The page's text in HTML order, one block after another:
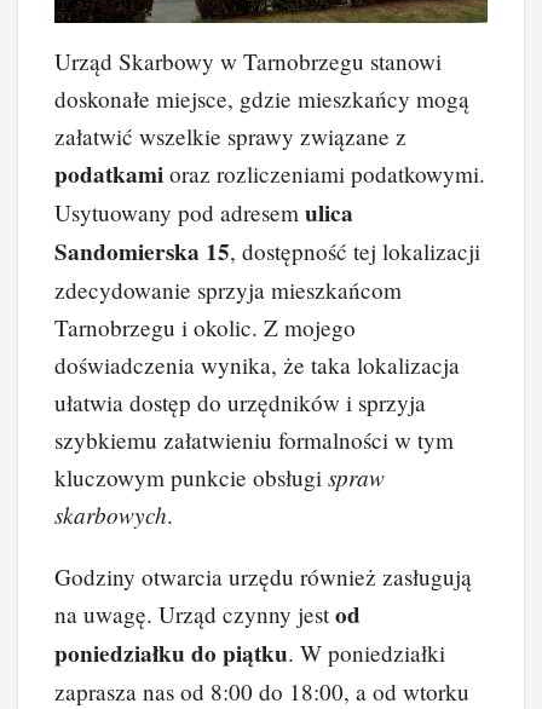
Urząd Skarbowy w Tarnobrzegu stanowi
doskonałe miejsce, gdzie mieszkańcy mogą
załatwić wszelkie sprawy związane z
podatkami oraz rozliczeniami podatkowymi.
Usytuowany pod adresem ulica
Sandomierska 15, dostępność tej lokalizacji
zdecydowanie sprzyja mieszkańcom
Tarnobrzegu i okolic. Z mojego
doświadczenia wynika, że taka lokalizacja
ułatwia dostęp do urzędników i sprzyja
szybkiemu załatwieniu formalności w tym
kluczowym punkcie obsługi spraw
skarbowych.
Godziny otwarcia urzędu również zasługują
na uwagę. Urząd czynny jest od
poniedziałku do piątku. W poniedziałki
zaprasza nas od 8:00 do 18:00, a od wtorku